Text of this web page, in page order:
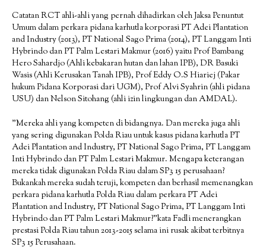
Catatan RCT ahli-ahli yang pernah dihadirkan oleh Jaksa Penuntut
Umum dalam perkara pidana karhutla korporasi PT Adei Plantation
and Industry (2013), PT National Sago Prima (2014), PT Langgam Inti
Hybrindo dan PT Palm Lestari Makmur (2016) yaitu Prof Bambang
Hero Sahardjo (Ahli kebakaran hutan dan lahan IPB), DR Basuki
Wasis (Ahli Kerusakan Tanah IPB), Prof Eddy O.S Hiariej (Pakar
hukum Pidana Korporasi dari UGM), Prof Alvi Syahrin (ahli pidana
USU) dan Nelson Sitohang (ahli izin lingkungan dan AMDAL).
”Mereka ahli yang kompeten di bidangnya. Dan mereka juga ahli
yang sering digunakan Polda Riau untuk kasus pidana karhutla PT
Adei Plantation and Industry, PT National Sago Prima, PT Langgam
Inti Hybrindo dan PT Palm Lestari Makmur. Mengapa keterangan
mereka tidak digunakan Polda Riau dalam SP3 15 perusahaan?
Bukankah mereka sudah teruji, kompeten dan berhasil memenangkan
perkara pidana karhutla Polda Riau dalam perkara PT Adei
Plantation and Industry, PT National Sago Prima, PT Langgam Inti
Hybrindo dan PT Palm Lestari Makmur?”kata Fadli menerangkan
prestasi Polda Riau tahun 2013-2015 selama ini rusak akibat terbitnya
SP3 15 Perusahaan.